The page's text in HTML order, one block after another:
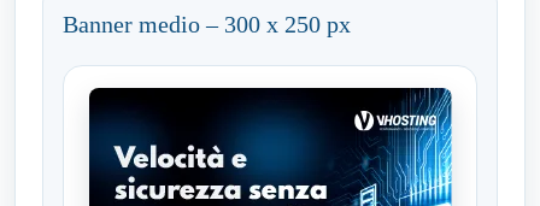
Banner medio – 300 x 250 px